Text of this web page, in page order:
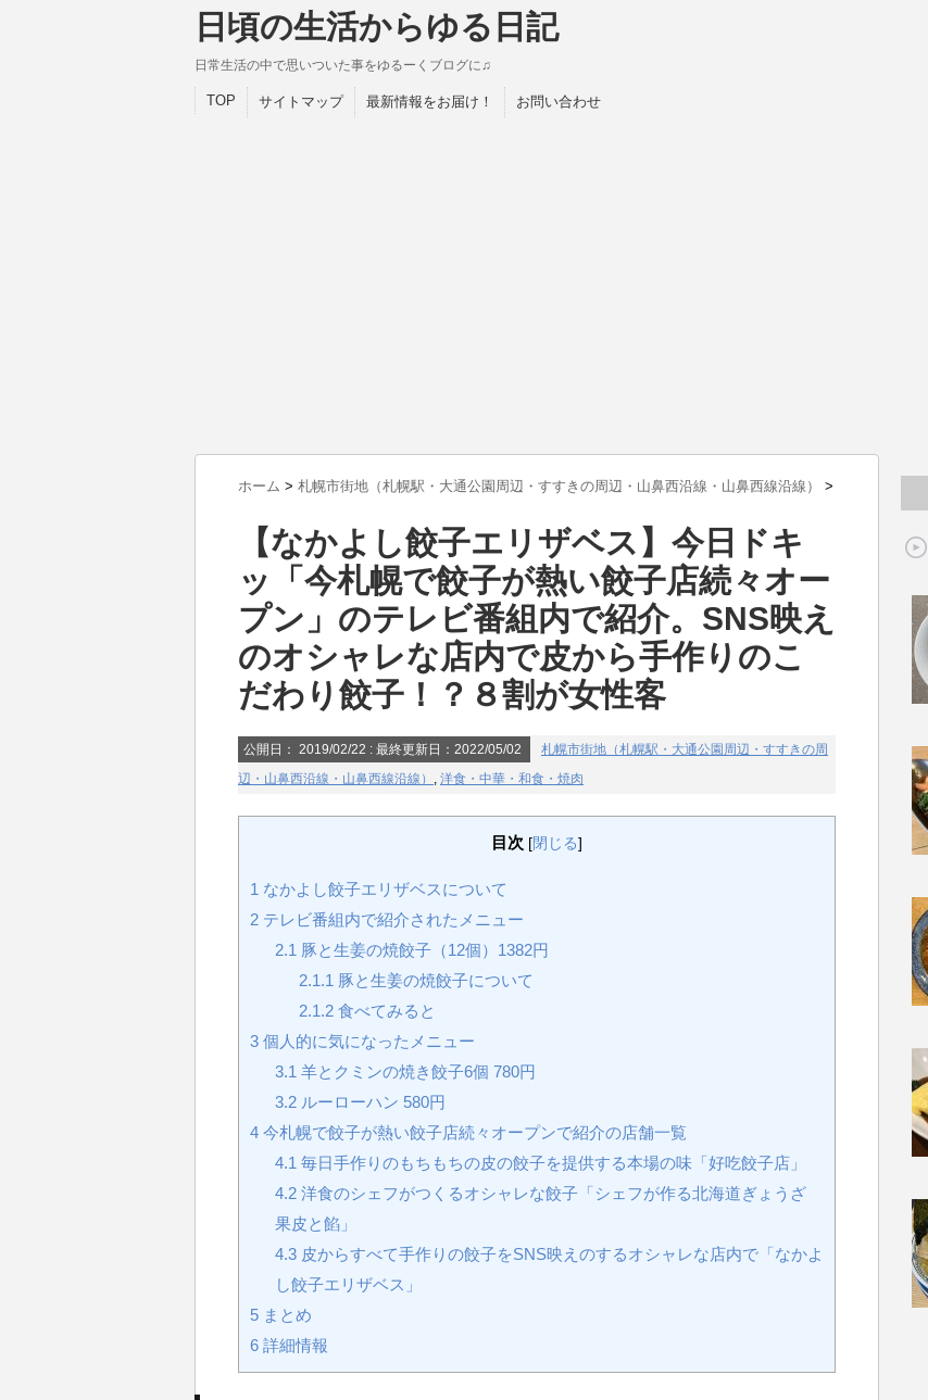
日頃の生活からゆる日記
日常生活の中で思いついた事をゆるーくブログに♫
TOP サイトマップ 最新情報をお届け！ お問い合わせ
ホーム > 札幌市街地（札幌駅・大通公園周辺・すすきの周辺・山鼻西沿線・山鼻西線沿線） >
【なかよし餃子エリザベス】今日ドキ
ッ「今札幌で餃子が熱い餃子店続々オー
プン」のテレビ番組内で紹介。SNS映え
のオシャレな店内で皮から手作りのこ
だわり餃子！？８割が女性客
公開日： 2019/02/22 : 最終更新日：2022/05/02
札幌市街地（札幌駅・大通公園周辺・すすきの周
辺・山鼻西沿線・山鼻西線沿線） , 洋食・中華・和食・焼肉
目次 [閉じる]
1 なかよし餃子エリザベスについて
2 テレビ番組内で紹介されたメニュー
2.1 豚と生姜の焼餃子（12個）1382円
2.1.1 豚と生姜の焼餃子について
2.1.2 食べてみると
3 個人的に気になったメニュー
3.1 羊とクミンの焼き餃子6個 780円
3.2ルーローハン 580円
4 今札幌で餃子が熱い餃子店続々オープンで紹介の店舗一覧
4.1 毎日手作りのもちもちの皮の餃子を提供する本場の味「好吃餃子店」
4.2洋食のシェフがつくるオシャレな餃子「シェフが作る北海道ぎょうざ
果皮と餡」
4.3皮からすべて手作りの餃子をSNS映えのするオシャレな店内で「なかよ
し餃子エリザベス」
5 まとめ
6 詳細情報